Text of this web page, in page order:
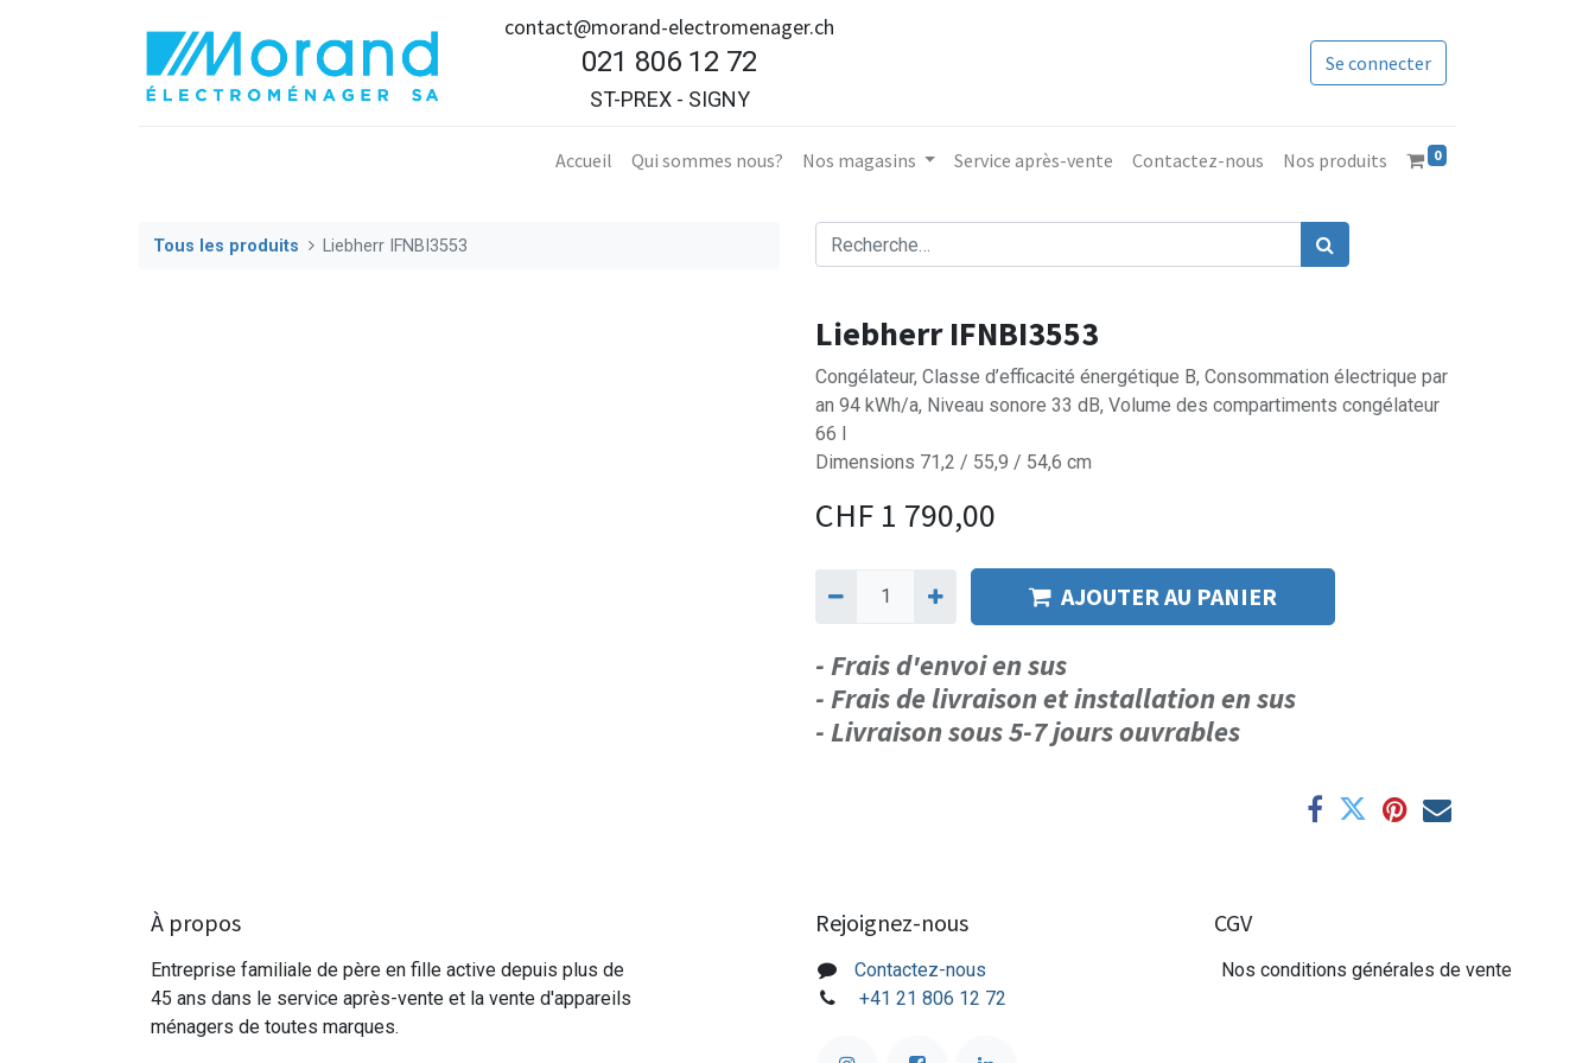
contact@morand-electromenager.ch
021 806 12 72
ST-PREX - SIGNY
Se connecter
Accueil​ Qui sommes nous? Nos magasins Service après-vente Contactez-nous Nos produits 0
Tous les produits Liebherr IFNBI3553
Liebherr IFNBI3553
Congélateur, Classe d’efficacité énergétique B, Consommation électrique par
an 94 kWh/a, Niveau sonore 33 dB, Volume des compartiments congélateur
66 l
Dimensions 71,2 / 55,9 / 54,6 cm
CHF 1 790,00
AJOUTER AU PANIER
- Frais d'envoi en sus
- Frais de livraison et installation en sus
- Livraison sous 5-7 jours ouvrables
À propos
Entreprise familiale de père en fille active depuis plus de
45 ans dans le service après-vente et la vente d'appareils
ménagers de toutes marques.
Rejoignez-nous
Contactez-nous
+41 21 806 12 72
CGV
Nos conditions générales de vente